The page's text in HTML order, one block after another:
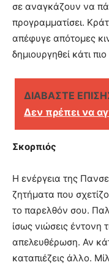
σε αναγκάζουν να
προγραμματίσει.
απέφυγε απότομες
δημιουργηθεί κάτι
ΔΙΑΒΑΣΤΕ
Δεν πρέπει να
Σκορπιός
Η ενέργεια της
ζητήματα που
το παρελθόν σου.
ίσως νιώσεις έντονη
απελευθέρωση. Αν
καταπιέζεις άλλο.